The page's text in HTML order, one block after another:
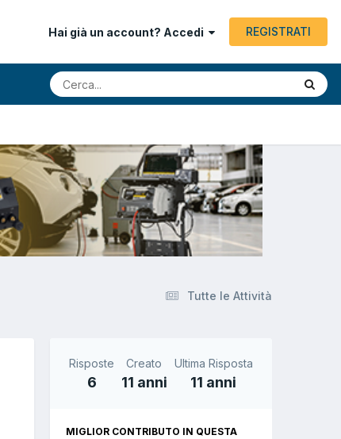
Hai già un account? Accedi REGISTRATI
Tutte le Attività
Risposte
6
Creato
11 anni
Ultima Risposta
11 anni
MIGLIOR CONTRIBUTO IN QUESTA